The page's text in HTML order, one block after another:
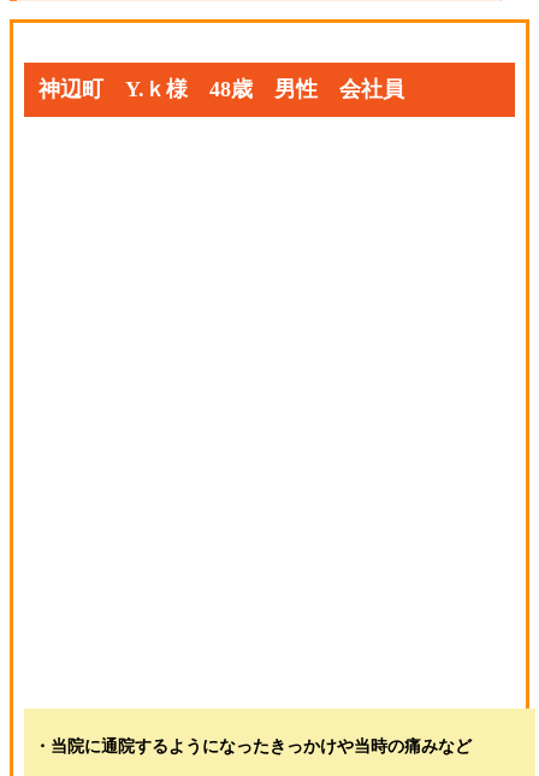
神辺町 Y.ｋ様 48歳 男性 会社員
・当院に通院するようになったきっかけや当時の痛みなど